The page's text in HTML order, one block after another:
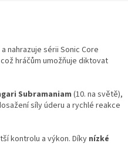
a nahrazuje sérii Sonic Core
hráčům umožňuje diktovat
Subramaniam (10. na světě),
síly úderu a rychlé reakce
kontrolu a výkon. Díkynízké